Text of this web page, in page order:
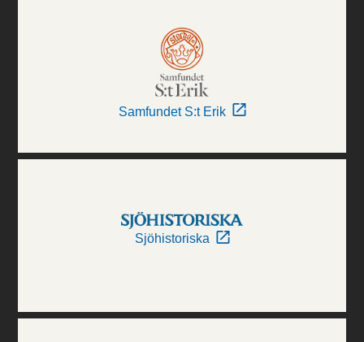
Samfundet S:t Erik
Sjöhistoriska